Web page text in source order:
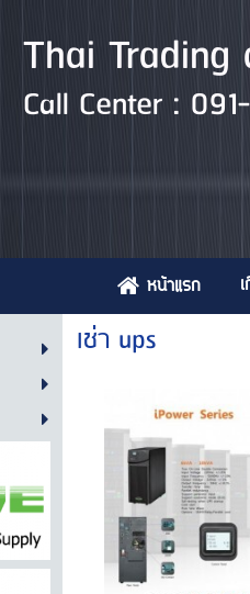
Thai
Call Center :
หน้าแรก
เช่า ups